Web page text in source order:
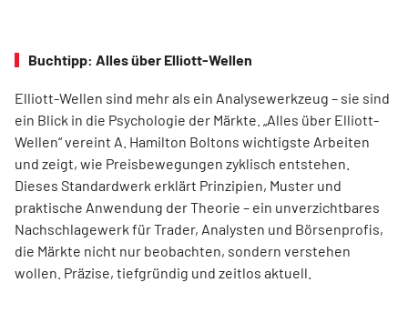
Buchtipp: Alles über Elliott-Wellen
Elliott-Wellen sind mehr als ein Analysewerkzeug – sie sind
ein Blick in die Psychologie der Märkte. „Alles über Elliott-
Wellen“ vereint A. Hamilton Boltons wichtigste Arbeiten
und zeigt, wie Preisbewegungen zyklisch entstehen.
Dieses Standardwerk erklärt Prinzipien, Muster und
praktische Anwendung der Theorie – ein unverzichtbares
Nachschlagewerk für Trader, Analysten und Börsenprofis,
die Märkte nicht nur beobachten, sondern verstehen
wollen. Präzise, tiefgründig und zeitlos aktuell.